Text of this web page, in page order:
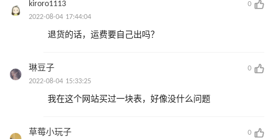
kiroro1113
0
2022-08-04 17:44:04
退货的话，运费要自己出吗？
琳豆子
0
2022-08-04 15:33:25
我在这个网站买过一块表，好像没什么问题
草莓小玩子 0